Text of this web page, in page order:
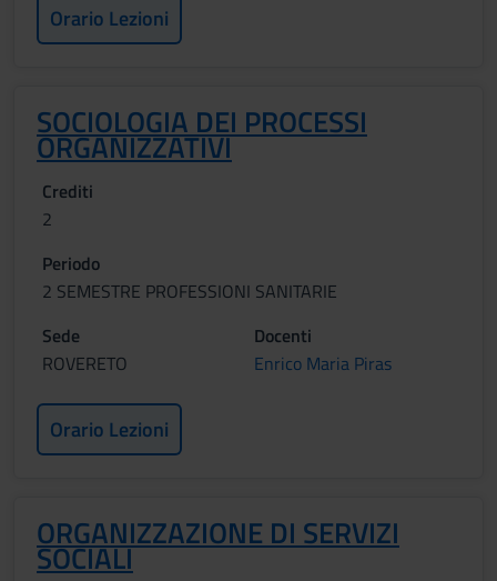
Orario Lezioni
SOCIOLOGIA DEI PROCESSI
ORGANIZZATIVI
Crediti
2
Periodo
2 SEMESTRE PROFESSIONI SANITARIE
Sede
ROVERETO
Docenti
Enrico Maria Piras
Orario Lezioni
ORGANIZZAZIONE DI SERVIZI
SOCIALI